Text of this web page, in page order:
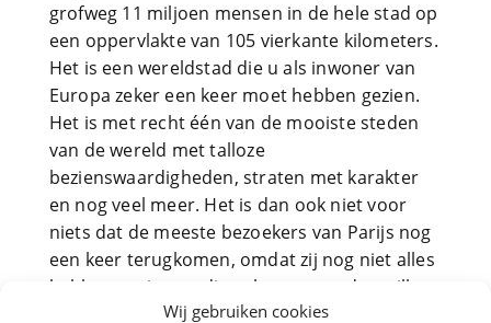
Wij gebruiken cookies
grofweg 11 miljoen mensen in de hele stad op
een oppervlakte van 105 vierkante kilometers.
Het is een wereldstad die u als inwoner van
Europa zeker een keer moet hebben gezien.
Het is met recht één van de mooiste steden
van de wereld met talloze
bezienswaardigheden, straten met karakter
en nog veel meer. Het is dan ook niet voor
niets dat de meeste bezoekers van Parijs nog
een keer terugkomen, omdat zij nog niet alles
hebben gezien en dit wel graag zouden willen.